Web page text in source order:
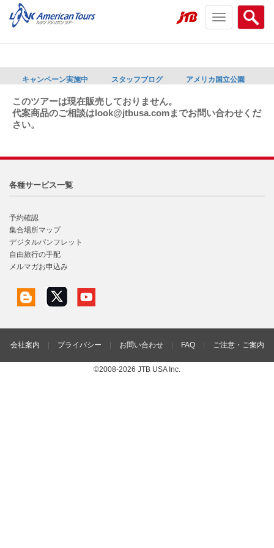
Search
menu
Toggle
navigation
キャンペーン実施中 スタッフブログ アメリカ国立公園
このツアーは現在販売しておりません。
代案商品のご相談はlook@jtbusa.comまでお問い合わせくだ
さい。
各種サービス一覧
予約確認
集合場所マップ
デジタルパンフレット
自由旅行の手配
メルマガお申込み
会社案内 プライバシー お問い合わせ FAQ ご注意・ご案内
©2008-2026 JTB USA Inc.